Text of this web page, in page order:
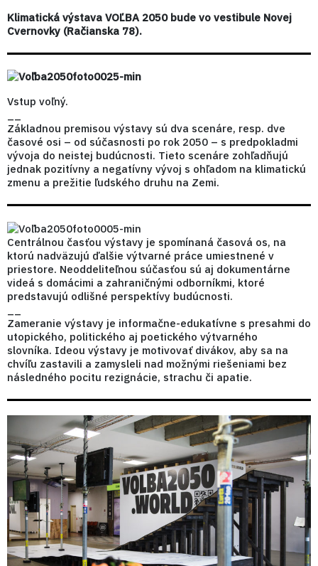
Klimatická výstava VOĽBA 2050 bude vo vestibule Novej
Cvernovky (Račianska 78).
Vstup voľný.
Základnou premisou výstavy sú dva scenáre, resp. dve
časové osi – od súčasnosti po rok 2050 – s predpokladmi
vývoja do neistej budúcnosti. Tieto scenáre zohľadňujú
jednak pozitívny a negatívny vývoj s ohľadom na klimatickú
zmenu a prežitie ľudského druhu na Zemi.
Centrálnou časťou výstavy je spomínaná časová os, na
ktorú nadväzujú ďalšie výtvarné práce umiestnené v
priestore. Neoddeliteľnou súčasťou sú aj dokumentárne
videá s domácimi a zahraničnými odborníkmi, ktoré
predstavujú odlišné perspektívy budúcnosti.
Zameranie výstavy je informačne-edukatívne s presahmi do
utopického, politického aj poetického výtvarného
slovníka. Ideou výstavy je motivovať divákov, aby sa na
chvíľu zastavili a zamysleli nad možnými riešeniami bez
následného pocitu rezignácie, strachu či apatie.